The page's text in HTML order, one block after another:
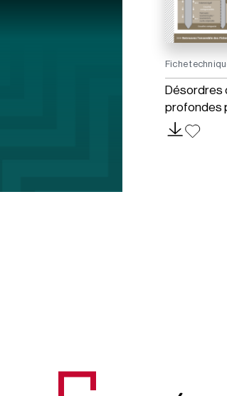
Fiche
Désordres
profondes